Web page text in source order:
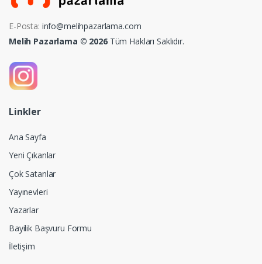
E-Posta: info@melihpazarlama.com
Melih Pazarlama © 2026Tüm Hakları Saklıdır.
Linkler
Ana Sayfa
Yeni Çıkanlar
Çok Satanlar
Yayınevleri
Yazarlar
Bayilik Başvuru Formu
İletişim